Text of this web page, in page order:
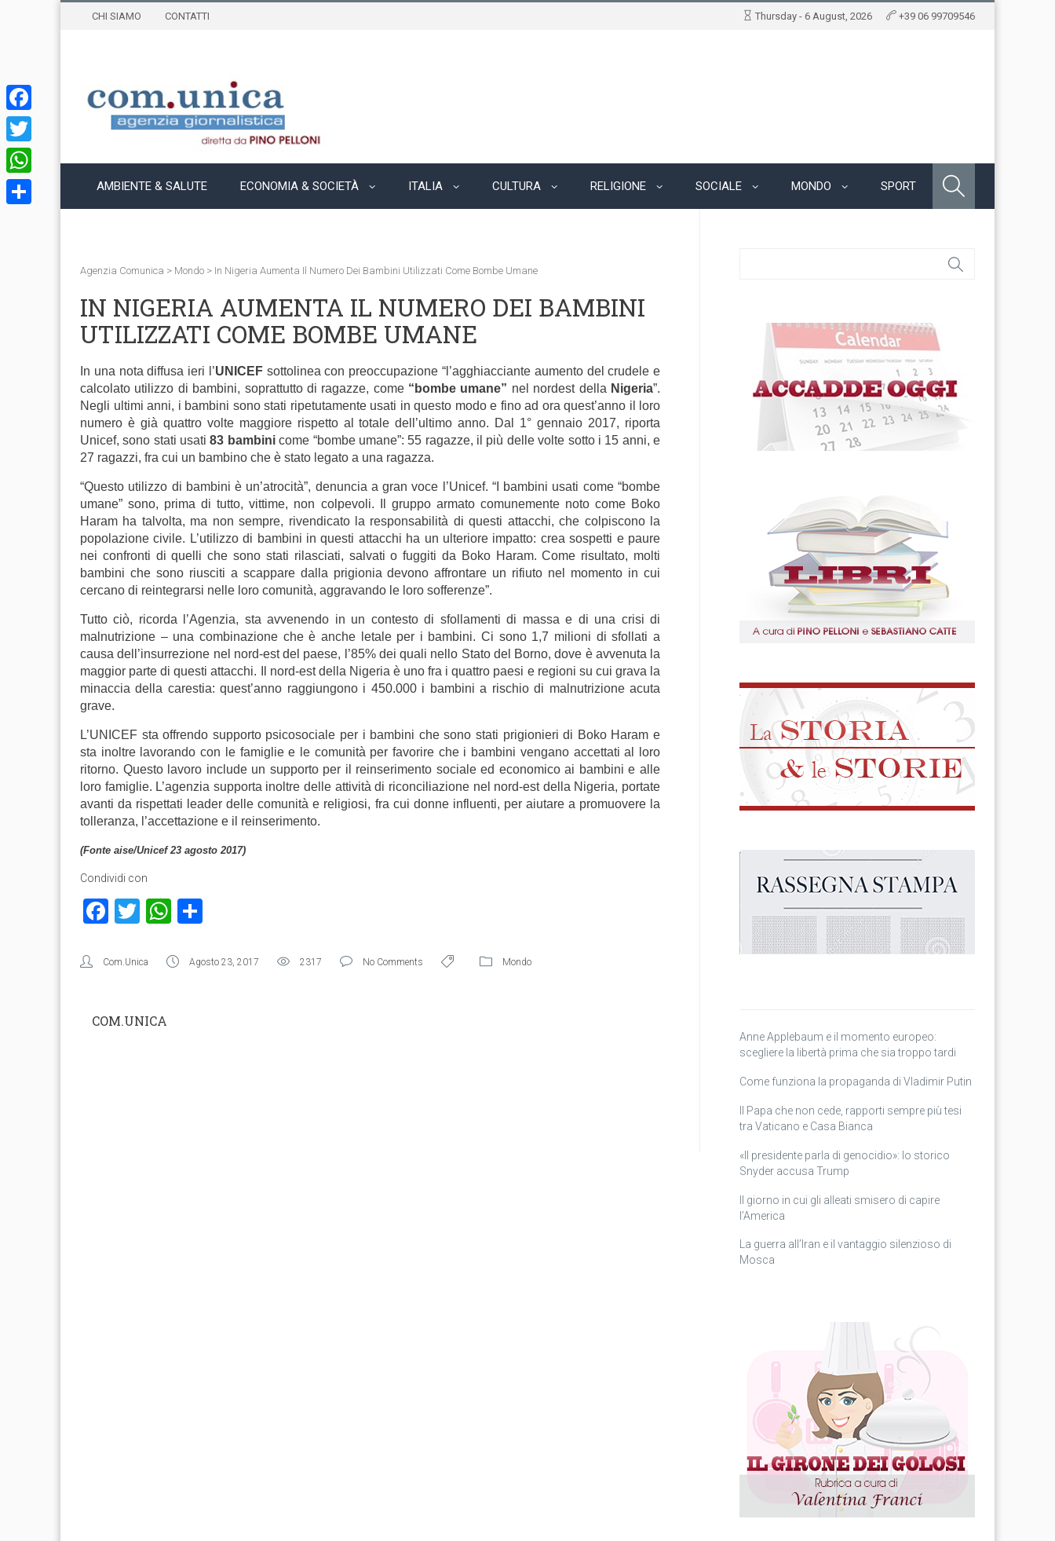
CHI SIAMO CONTATTI Thursday - 6 August, 2026 +39 06 99709546
AMBIENTE & SALUTE ECONOMIA & SOCIETÀ ITALIA CULTURA RELIGIONE SOCIALE MONDO SPORT
Agenzia Comunica > Mondo > In Nigeria Aumenta Il Numero Dei Bambini Utilizzati Come Bombe Umane
IN NIGERIA AUMENTA IL NUMERO DEI BAMBINI
UTILIZZATI COME BOMBE UMANE
In una nota diffusa ieri l’UNICEF sottolinea con preoccupazione “l’agghiacciante aumento del crudele e
calcolato utilizzo di bambini, soprattutto di ragazze, come “bombe umane” nel nordest della Nigeria”.
Negli ultimi anni, i bambini sono stati ripetutamente usati in questo modo e fino ad ora quest’anno il loro
numero è già quattro volte maggiore rispetto al totale dell’ultimo anno. Dal 1° gennaio 2017, riporta
Unicef, sono stati usati83 bambinicome “bombe umane”: 55 ragazze, il più delle volte sotto i 15 anni, e
27 ragazzi, fra cui un bambino che è stato legato a una ragazza.
“Questo utilizzo di bambini è un’atrocità”, denuncia a gran voce l’Unicef. “I bambini usati come “bombe
umane” sono, prima di tutto, vittime, non colpevoli. Il gruppo armato comunemente noto come Boko
Haram ha talvolta, ma non sempre, rivendicato la responsabilità di questi attacchi, che colpiscono la
popolazione civile. L’utilizzo di bambini in questi attacchi ha un ulteriore impatto: crea sospetti e paure
nei confronti di quelli che sono stati rilasciati, salvati o fuggiti da Boko Haram. Come risultato, molti
bambini che sono riusciti a scappare dalla prigionia devono affrontare un rifiuto nel momento in cui
cercano di reintegrarsi nelle loro comunità, aggravando le loro sofferenze”.
Tutto ciò, ricorda l’Agenzia, sta avvenendo in un contesto di sfollamenti di massa e di una crisi di
malnutrizione – una combinazione che è anche letale per i bambini. Ci sono 1,7 milioni di sfollati a
causa dell’insurrezione nel nord-est del paese, l’85% dei quali nello Stato del Borno, dove è avvenuta la
maggior parte di questi attacchi. Il nord-est della Nigeria è uno fra i quattro paesi e regioni su cui grava la
minaccia della carestia: quest’anno raggiungono i 450.000 i bambini a rischio di malnutrizione acuta
grave.
L’UNICEF sta offrendo supporto psicosociale per i bambini che sono stati prigionieri di Boko Haram e
sta inoltre lavorando con le famiglie e le comunità per favorire che i bambini vengano accettati al loro
ritorno. Questo lavoro include un supporto per il reinserimento sociale ed economico ai bambini e alle
loro famiglie. L’agenzia supporta inoltre delle attività di riconciliazione nel nord-est della Nigeria, portate
avanti da rispettati leader delle comunità e religiosi, fra cui donne influenti, per aiutare a promuovere la
tolleranza, l’accettazione e il reinserimento.
(Fonte aise/Unicef 23 agosto 2017)
Condividi con
Facebook
TwitterWhatsApp
Com.Unica Agosto 23, 2017 2317 No Comments Mondo
COM.UNICA
Anne Applebaum e il momento europeo:
scegliere la libertà prima che sia troppo tardi
Come funziona la propaganda di Vladimir Putin
Il Papa che non cede, rapporti sempre più tesi
tra Vaticano e Casa Bianca
«Il presidente parla di genocidio»: lo storico
Snyder accusa Trump
Il giorno in cui gli alleati smisero di capire
l’America
La guerra all’Iran e il vantaggio silenzioso di
Mosca
Facebook
Twitter
WhatsApp